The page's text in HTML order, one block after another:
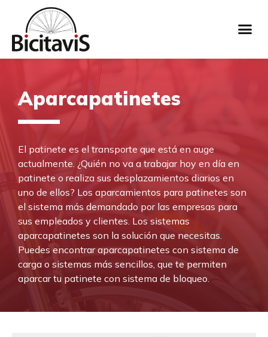
Aparcapatinetes
El patinete es el transporte que está en auge
actualmente. ¿Quién no va a trabajar hoy en día en
patinete o realiza sus desplazamientos diarios en
uno de ellos? Los aparcamientos para patinetes son
el sistema más demandado por las empresas para
sus empleados y clientes. Los sistemas
aparcapatinetes son la solución que necesitas.
Puedes encontrar aparcapatinetes con sistema de
carga o sistemas más sencillos, que te permiten
aparcar tu patinete con sistema de bloqueo.